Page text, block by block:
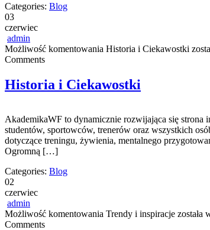
Categories: Blog
03
czerwiec
admin
Możliwość komentowania Historia i Ciekawostki
Comments
Historia i Ciekawostki
AkademikaWF to dynamicznie rozwijająca się strona
studentów, sportowców, trenerów oraz wszystkich
dotyczące treningu, żywienia, mentalnego
Ogromną […]
Categories: Blog
02
czerwiec
admin
Możliwość komentowania Trendy i inspiracje została
Comments